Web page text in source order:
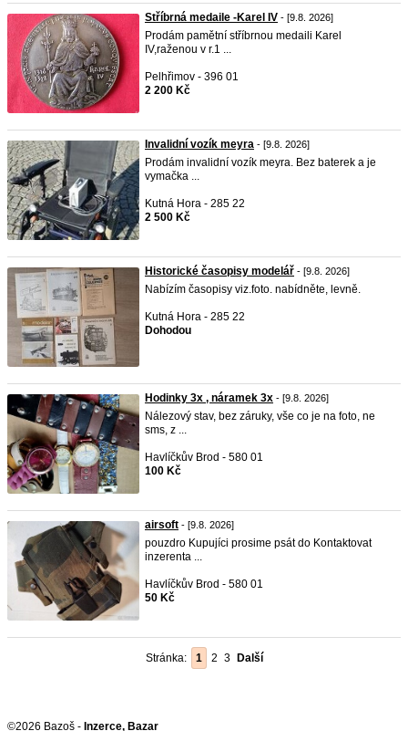
Stříbrná medaile -Karel IV - [9.8. 2026]
Prodám pamětní stříbrnou medaili Karel
IV,raženou v r.1 ...
Pelhřimov - 396 01
2 200 Kč
Invalidní vozík meyra - [9.8. 2026]
Prodám invalidní vozík meyra. Bez baterek a je
vymačka ...
Kutná Hora - 285 22
2 500 Kč
Historické časopisy modelář - [9.8. 2026]
Nabízím časopisy viz.foto. nabídněte, levně.
Kutná Hora - 285 22
Dohodou
Hodinky 3x , náramek 3x - [9.8. 2026]
Nálezový stav, bez záruky, vše co je na foto, ne
sms, z ...
Havlíčkův Brod - 580 01
100 Kč
airsoft - [9.8. 2026]
pouzdro Kupujíci prosime psát do Kontaktovat
inzerenta ...
Havlíčkův Brod - 580 01
50 Kč
Stránka: 1 2 3 Další
©2026 Bazoš - Inzerce, Bazar